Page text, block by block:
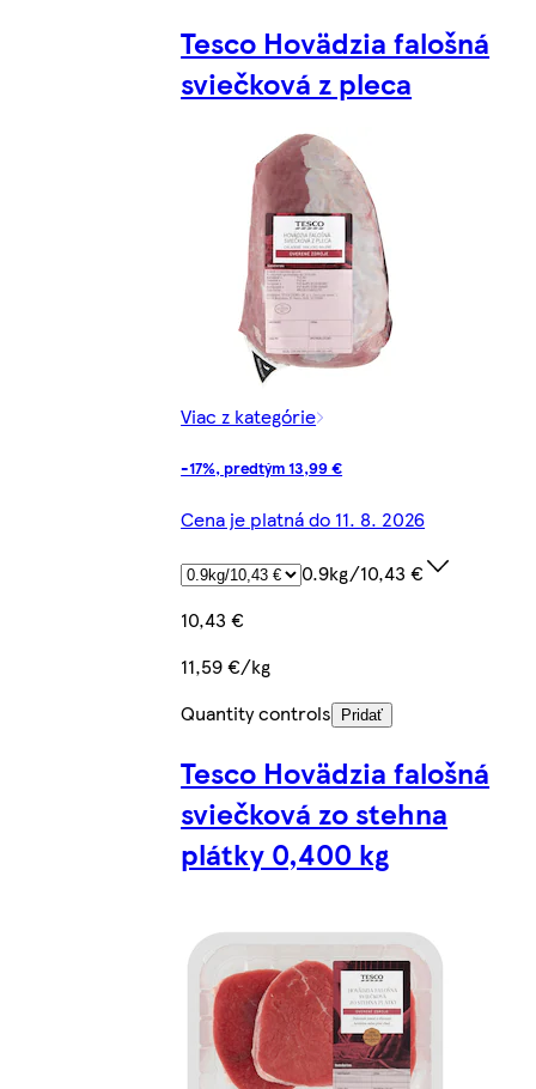
Tesco Hovädzia falošná
sviečková z pleca
Viac z kategórie
-17%, predtým 13,99 €
Cena je platná do 11. 8. 2026
0.9kg/10,43 €
10,43 €
11,59 €/kg
Quantity controls
Pridať
Tesco Hovädzia falošná
sviečková zo stehna
plátky 0,400 kg